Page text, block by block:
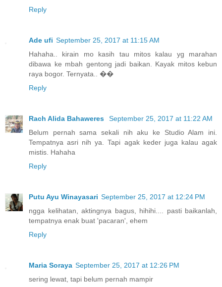
Reply
Ade ufi September 25, 2017 at 11:15 AM
Hahaha.. kirain mo kasih tau mitos kalau yg marahan
dibawa ke mbah gentong jadi baikan. Kayak mitos kebun
raya bogor. Ternyata.. ��
Reply
Rach Alida Bahaweres
September 25, 2017 at 11:22 AM
Belum pernah sama sekali nih aku ke Studio Alam ini.
Tempatnya asri nih ya. Tapi agak keder juga kalau agak
mistis. Hahaha
Reply
Putu Ayu Winayasari September 25, 2017 at 12:24 PM
ngga kelihatan, aktingnya bagus, hihihi.... pasti baikanlah,
tempatnya enak buat 'pacaran', ehem
Reply
Maria Soraya September 25, 2017 at 12:26 PM
sering lewat, tapi belum pernah mampir